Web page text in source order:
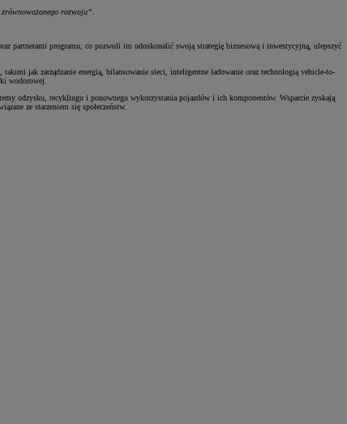
rozwoju”.
partnerami programu, co pozwoli im udoskonalić swoją strategię biznesową i inwestycyjną, ulepszyć
jak zarządzanie energią, bilansowanie sieci, inteligentne ładowanie oraz technologią vehicle-to-
wodorowej.
odzysku, recyklingu i ponownego wykorzystania pojazdów i ich komponentów. Wsparcie zyskają
ze starzeniem się społeczeństw.